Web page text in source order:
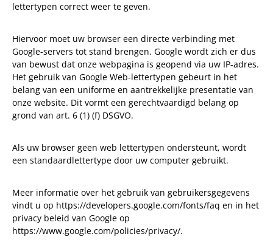
lettertypen correct weer te geven.
Hiervoor moet uw browser een directe verbinding met
Google-servers tot stand brengen. Google wordt zich er dus
van bewust dat onze webpagina is geopend via uw IP-adres.
Het gebruik van Google Web-lettertypen gebeurt in het
belang van een uniforme en aantrekkelijke presentatie van
onze website. Dit vormt een gerechtvaardigd belang op
grond van art. 6 (1) (f) DSGVO.
Als uw browser geen web lettertypen ondersteunt, wordt
een standaardlettertype door uw computer gebruikt.
Meer informatie over het gebruik van gebruikersgegevens
vindt u op https://developers.google.com/fonts/faq en in het
privacy beleid van Google op
https://www.google.com/policies/privacy/.